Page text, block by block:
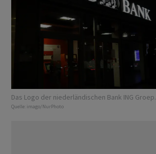
Das Logo der niederländischen Bank ING Groep.
Quelle: imago/NurPhoto